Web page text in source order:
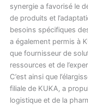
synergie a favorisé le
de produits et
besoins spécifiques
a également permis à
que fournisseur de
ressources et de
C’est ainsi que
filiale de KUKA, a
logistique et de la